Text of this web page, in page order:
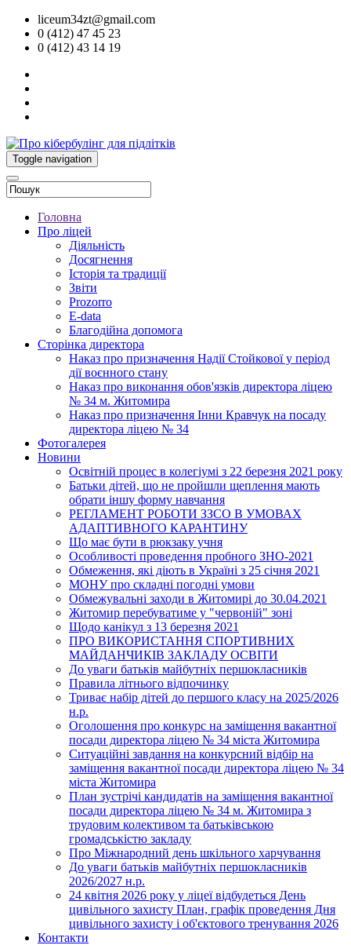
liceum34zt@gmail.com
0 (412) 47 45 23
0 (412) 43 14 19
Toggle navigation
Головна
Про ліцей
Діяльність
Досягнення
Історія та традиції
Звіти
Prozorro
E-data
Благодійна допомога
Сторінка директора
Наказ про призначення Надії Стойкової у період
дії воєнного стану
Наказ про виконання обов'язків директора ліцею
№ 34 м. Житомира
Наказ про призначення Інни Кравчук на посаду
директора ліцею № 34
Фотогалерея
Новини
Освітній процес в колегіумі з 22 березня 2021 року
Батьки дітей, що не пройшли щеплення мають
обрати іншу форму навчання
РЕГЛАМЕНТ РОБОТИ ЗЗСО В УМОВАХ
АДАПТИВНОГО КАРАНТИНУ
Що має бути в рюкзаку учня
Особливості проведення пробного ЗНО-2021
Обмеження, які діють в Україні з 25 січня 2021
МОНУ про складні погодні умови
Обмежувальні заходи в Житомирі до 30.04.2021
Житомир перебуватиме у "червоній" зоні
Щодо канікул з 13 березня 2021
ПРО ВИКОРИСТАННЯ СПОРТИВНИХ
МАЙДАНЧИКІВ ЗАКЛАДУ ОСВІТИ
До уваги батьків майбутніх першокласників
Правила літнього відпочинку
Триває набір дітей до першого класу на 2025/2026
н.р.
Оголошення про конкурс на заміщення вакантної
посади директора ліцею № 34 міста Житомира
Ситуаційні завдання на конкурсний відбір на
заміщення вакантної посади директора ліцею № 34
міста Житомира
План зустрічі кандидатів на заміщення вакантної
посади директора ліцею № 34 м. Житомира з
трудовим колективом та батьківською
громадськістю закладу
Про Міжнародний день шкільного харчування
До уваги батьків майбутніх першокласників
2026/2027 н.р.
24 квітня 2026 року у ліцеї відбудеться День
цивільного захисту План, графік проведення Дня
цивільного захисту і об'єктового тренування 2026
Контакти